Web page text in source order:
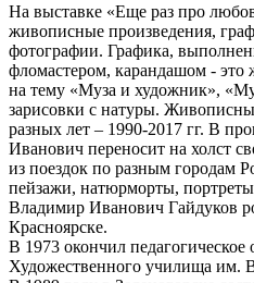
На выставке «Еще раз про
живописные произведения,
фотографии. Графика,
фломастером, карандашом - это
на тему «Муза и художник»,
зарисовки с натуры.
разных лет – 1990-2017 гг. В
Иванович переносит на холст
из поездок по разным городам
пейзажи, натюрморты,
Владимир Иванович Гайдуков
Красноярске.
В 1973 окончил педагогическое
Художественного училища им.